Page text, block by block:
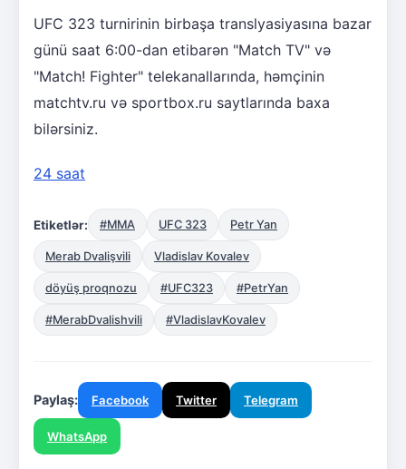
UFC 323 turnirinin birbaşa translyasiyasına bazar
günü saat 6:00-dan etibarən "Match TV" və
"Match! Fighter" telekanallarında, həmçinin
matchtv.ru və sportbox.ru saytlarında baxa
bilərsiniz.
24 saat
Etiketlər: #MMA UFC 323 Petr Yan
Merab Dvalişvili Vladislav Kovalev
döyüş proqnozu #UFC323 #PetrYan
#MerabDvalishvili #VladislavKovalev
Paylaş: Facebook Twitter Telegram
WhatsApp